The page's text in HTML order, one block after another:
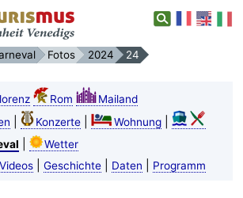
Fotos 2024 24
Rom
Mailand
Konzerte| Wohnung|
Wetter
Videos| Geschichte| Daten Programm